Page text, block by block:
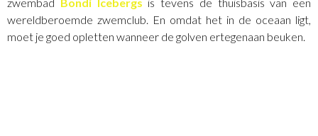
wereldberoemde zwemclub. En omdat het in de oceaan ligt,
moet je goed opletten wanneer de golven ertegenaan beuken.